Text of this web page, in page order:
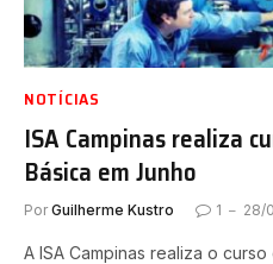
NOTÍCIAS
ISA Campinas realiza
Básica em Junho
Por Guilherme Kustro 1 28/
A ISA Campinas realiza o